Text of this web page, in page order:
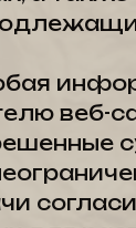
веб-